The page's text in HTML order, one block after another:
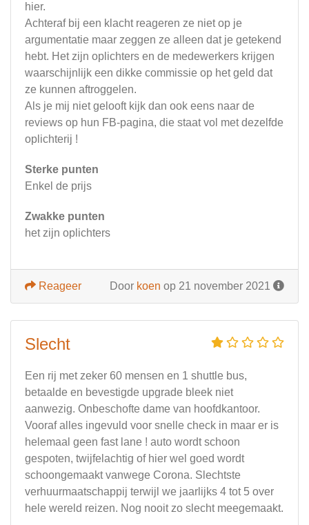
hier.
Achteraf bij een klacht reageren ze niet op je
argumentatie maar zeggen ze alleen dat je getekend
hebt. Het zijn oplichters en de medewerkers krijgen
waarschijnlijk een dikke commissie op het geld dat
ze kunnen aftroggelen.
Als je mij niet gelooft kijk dan ook eens naar de
reviews op hun FB-pagina, die staat vol met dezelfde
oplichterij !
Sterke punten
Enkel de prijs
Zwakke punten
het zijn oplichters
Door koen op 21 november 2021
Reageer
Slecht
Een rij met zeker 60 mensen en 1 shuttle bus,
betaalde en bevestigde upgrade bleek niet
aanwezig. Onbeschofte dame van hoofdkantoor.
Vooraf alles ingevuld voor snelle check in maar er is
helemaal geen fast lane ! auto wordt schoon
gespoten, twijfelachtig of hier wel goed wordt
schoongemaakt vanwege Corona. Slechtste
verhuurmaatschappij terwijl we jaarlijks 4 tot 5 over
hele wereld reizen. Nog nooit zo slecht meegemaakt.